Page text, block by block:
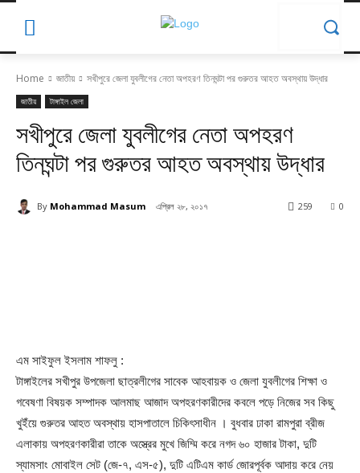
Home জাতীয় সখীপুরে জেলা যুবলীগের নেতা অপহরণ তিনঘন্টা পর গুরুতর আহত অবস্থায় উদ্ধার
জাতীয় টাঙ্গাইল জেলা
সখীপুরে জেলা যুবলীগের নেতা অপহরণ
তিনঘন্টা পর গুরুতর আহত অবস্থায় উদ্ধার
By Mohammad Masum এপ্রিল ২৮, ২০১৭ 0
259
এম সাইফুল ইসলাম শাফলু :
টাঙ্গাইলের সখীপুর উপজেলা ছাত্রলীগের সাবেক আহবায়ক ও জেলা যুবলীগের শিক্ষা ও
গবেষণা বিষয়ক সম্পাদক আলমাছ আজাদ অপহরণকারীদের কবলে পড়ে নিজের সব কিছু
খুইঁয়ে গুরুতর আহত অবস্থায় হাসপাতালে চিকিৎসাধীন । বুধবার ঢাকা রামপুরা ব্রীজ
এলাকায় অপহরণকারীরা তাকে অস্ত্রের মুখে জিম্মি করে নগদ ৬০ হাজার টাকা, দুটি
স্যামসাং মোবাইল সেট (জে-৭, এস-৫), দুটি এটিএম কার্ড জোরপূর্বক আদায় করে নেয়